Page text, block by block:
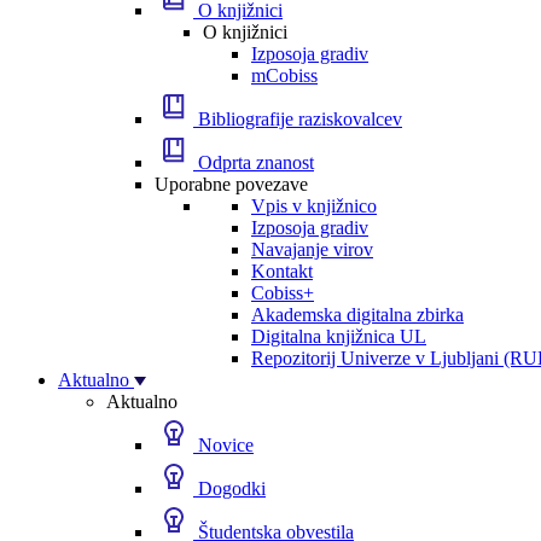
O knjižnici
O knjižnici
Izposoja gradiv
mCobiss
Bibliografije raziskovalcev
Odprta znanost
Uporabne povezave
Vpis v knjižnico
Izposoja gradiv
Navajanje virov
Kontakt
Cobiss+
Akademska digitalna zbirka
Digitalna knjižnica UL
Repozitorij Univerze v Ljubljani
Aktualno
Aktualno
Novice
Dogodki
Študentska obvestila